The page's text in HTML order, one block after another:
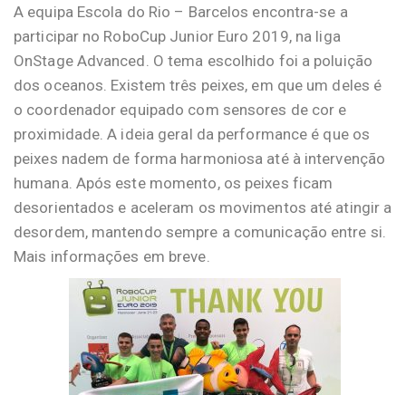
A equipa Escola do Rio – Barcelos encontra-se a
participar no RoboCup Junior Euro 2019, na liga
OnStage Advanced. O tema escolhido foi a poluição
dos oceanos. Existem três peixes, em que um deles é
o coordenador equipado com sensores de cor e
proximidade. A ideia geral da performance é que os
peixes nadem de forma harmoniosa até à intervenção
humana. Após este momento, os peixes ficam
desorientados e aceleram os movimentos até atingir a
desordem, mantendo sempre a comunicação entre si.
Mais informações em breve.